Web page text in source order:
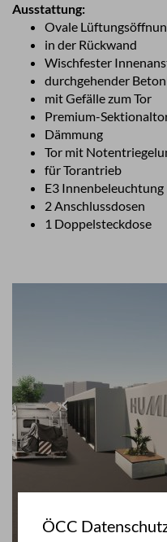
Ausstattung:
Ovale
in der Rückwand
Wischfester
durchgehender
mit Gefälle zum Tor
Premium-
Dämmung
Tor mit
für Torantrieb
E3 Innenbeleuchtung
2 Anschlussdosen
1 Doppelsteckdose
ÖCC